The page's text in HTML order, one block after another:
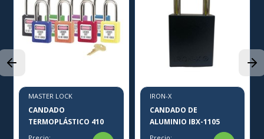
MASTER LOCK
CANDADO
TERMOPLÁSTICO 410
IRON-X
CANDADO DE
ALUMINIO IBX-1105